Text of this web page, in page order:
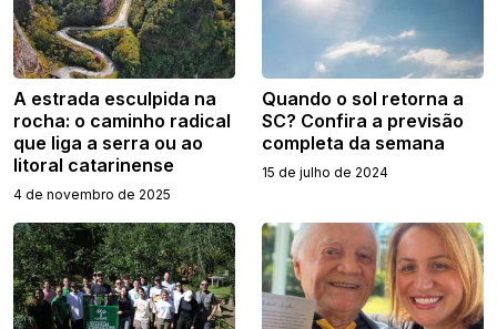
A estrada esculpida na
rocha: o caminho radical
que liga a serra ou ao
litoral catarinense
4 de novembro de 2025
Quando o sol retorna a
SC? Confira a previsão
completa da semana
15 de julho de 2024